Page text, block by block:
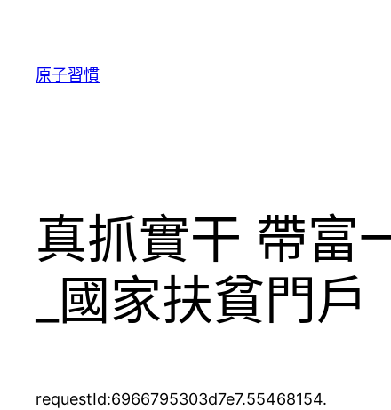
原子習慣
真抓實干 帶富
_國家扶貧門戶
requestId:6966795303d7e7.55468154.